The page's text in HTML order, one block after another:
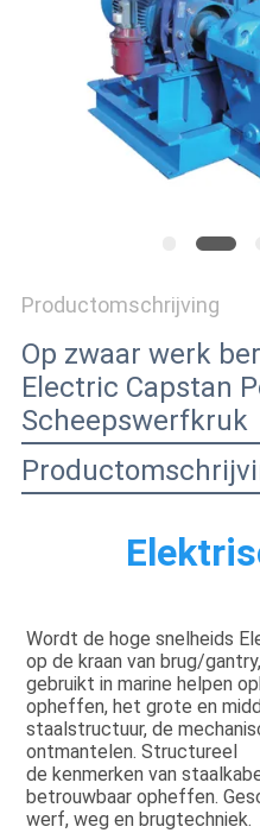
Productomschrijving
Op zwaar werk
Electric Capstan
Scheepswerfkruk
Wordt de hoge snelheids
op de kraan van brug/
gebruikt in marine helpen
opheffen, het grote en
staalstructuur, de
ontmantelen. Structureel
de kenmerken van
betrouwbaar opheffen.
werf, weg en brugtechniek.